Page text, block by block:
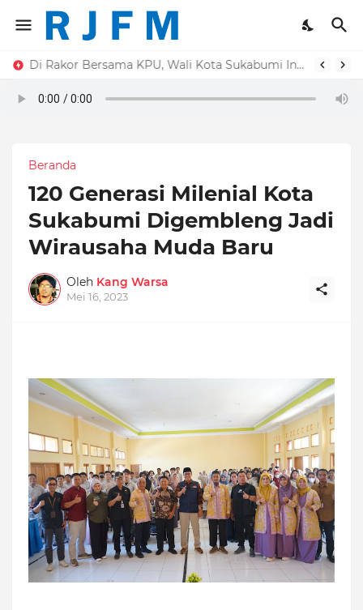
Di Rakor Bersama KPU, Wali Kota Sukabumi Ingatkan Pentingnya Daftar Pemilih untuk Pemilu Berkualitas
Beranda
120 Generasi Milenial Kota
Sukabumi Digembleng Jadi
Wirausaha Muda Baru
Oleh Kang Warsa
Mei 16, 2023